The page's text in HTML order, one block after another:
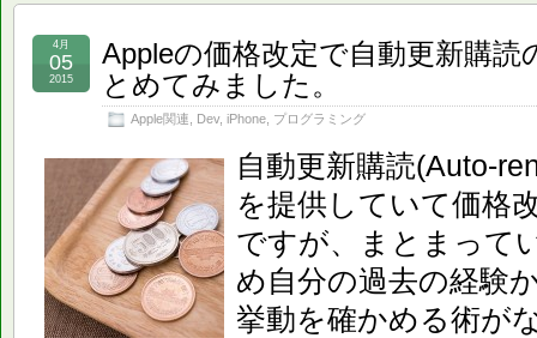
Appleの価格改定で自動更新購
とめてみました。
Apple関連, Dev, iPhone, プログラミング
4月
05
2015
自動更新購読(Auto-
を提供していて価格
ですが、まとまって
め自分の過去の経験
挙動を確かめる術が